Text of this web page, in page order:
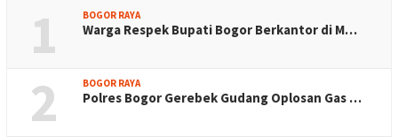
1 BOGOR RAYA
Warga Respek Bupati Bogor Berkantor di M…
2 BOGOR RAYA
Polres Bogor Gerebek Gudang Oplosan Gas …